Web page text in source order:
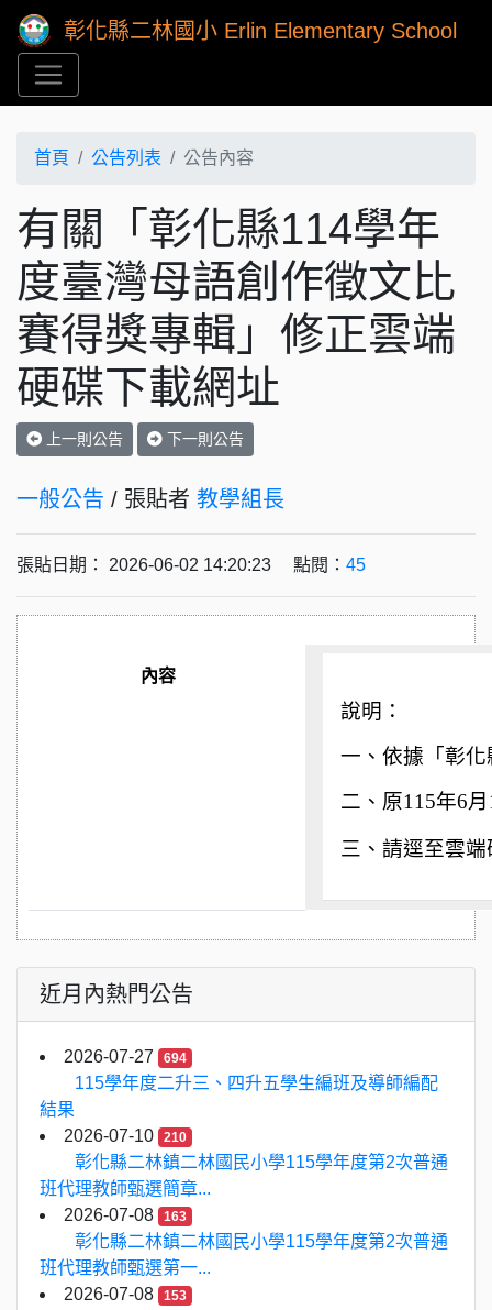
彰化縣二林國小 Erlin Elementary School
首頁 公告列表 公告內容
有關「彰化縣114學年
度臺灣母語創作徵文比
賽得獎專輯」修正雲端
硬碟下載網址
上一則公告 下一則公告
一般公告 / 張貼者 教學組長
張貼日期： 2026-06-02 14:20:23 點閱： 45
內容
說明：
一、依據「 彰化
二、原115年6月
三、請逕至雲端
近月內熱門公告
2026-07-27 694
115學年度二升三、四升五學生編班及導師編配
結果
2026-07-10
210
彰化縣二林鎮二林國民小學115學年度第2次普通
班代理教師甄選簡章...
2026-07-08
163
彰化縣二林鎮二林國民小學115學年度第2次普通
班代理教師甄選第一...
2026-07-08
153